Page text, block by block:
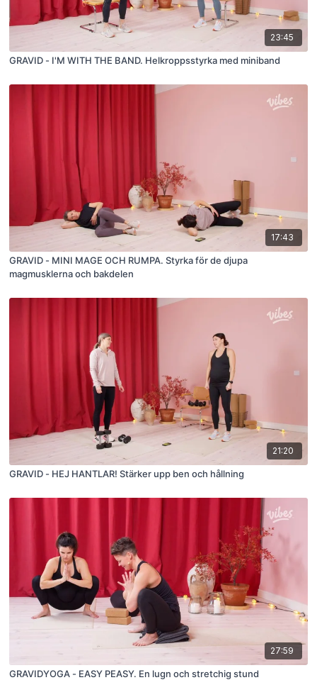
23:45
GRAVID - I'M WITH THE BAND. Helkroppsstyrka med miniband
17:43
GRAVID - MINI MAGE OCH RUMPA. Styrka för de djupa
magmusklerna och bakdelen
21:20
GRAVID - HEJ HANTLAR! Stärker upp ben och hållning
27:59
GRAVIDYOGA - EASY PEASY. En lugn och stretchig stund